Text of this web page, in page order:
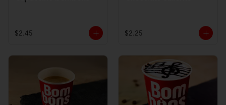
$2.45 $2.25